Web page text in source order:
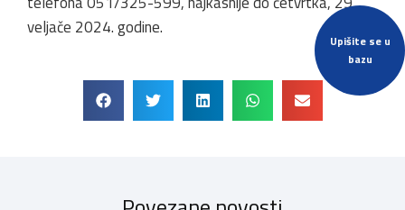
Upišite se u
bazu
veljače 2024. godine.